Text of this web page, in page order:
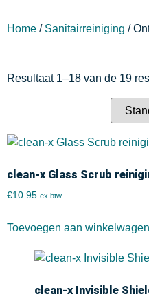
Home / Sanitairreiniging /
Resultaat 1–18 van de 19
clean-x Glass Scrub
€10.95 ex btw
Toevoegen aan winkelwagen
clean-x Invisible